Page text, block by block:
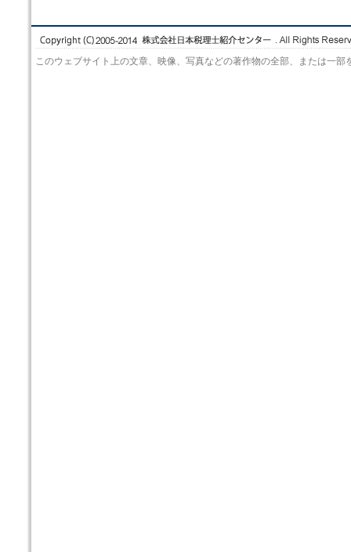
このウェブサイト上の文章、映像、写真などの著作物の全部、または一